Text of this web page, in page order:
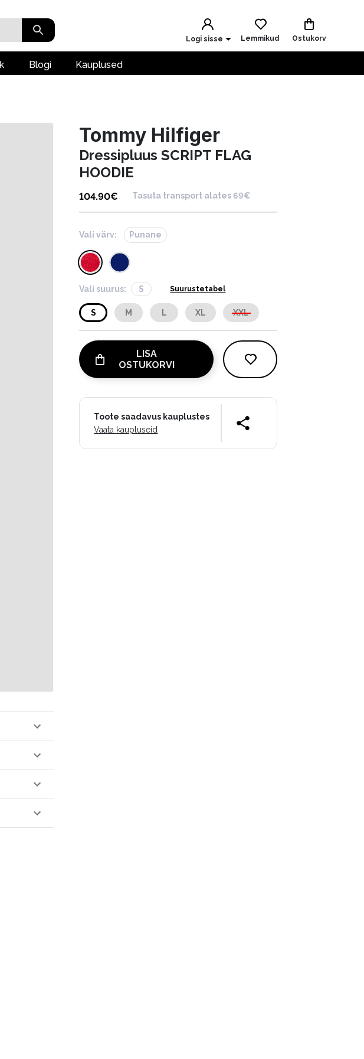
Logi sisse Lemmikud Ostukorv
Blogi Kauplused
Tommy Hilfiger
Dressipluus SCRIPT FLAG
HOODIE
104.90€ Tasuta transport alates 69€
Vali värv: Punane
Vali suurus: S Suurustetabel
S M L XL XXL
LISA
OSTUKORVI
Toote saadavus kauplustes
Vaata kaupluseid